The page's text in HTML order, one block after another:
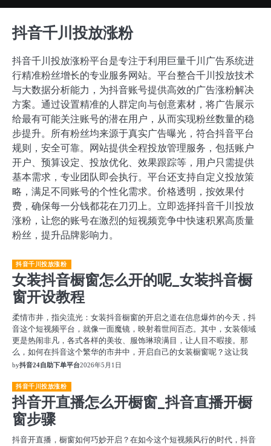
抖音千川投放涨粉
抖音千川投放涨粉平台是专注于利用巨量千川广告系统进
行精准粉丝增长的专业服务网站。平台整合千川投放技术
与大数据分析能力，为抖音账号提供高效的广告涨粉解决
方案。通过设置精准的人群定向与创意素材，将广告展示
给最有可能关注账号的潜在用户，从而实现粉丝数量的稳
步提升。所有粉丝均来源于真实广告曝光，符合抖音平台
规则，安全可靠。网站提供全程投放管理服务，包括账户
开户、预算设定、投放优化、效果跟踪等，用户只需提供
基本需求，专业团队即会执行。平台还支持自定义投放策
略，满足不同账号的个性化需求。价格透明，按效果付
费，确保每一分钱都花在刀刃上。立即选择抖音千川投放
涨粉，让您的账号在激烈的短视频竞争中快速积累高质量
粉丝，提升品牌影响力。
抖音千川投放涨粉
女装抖音橱窗怎么开的呢_女装抖音橱
窗开设教程
柔情市井，指尖流光：女装抖音橱窗的开启之道在信息爆炸的今天，抖
音这个短视频平台，就像一面魔镜，映射着世间百态。其中，女装领域
更是热闹非凡，各式各样的美妆、服饰琳琅满目，让人目不暇接。那
么，如何在抖音这个繁华的市井中，开启自己的女装橱窗呢？这让我
by抖音24自助下单平台2026年5月1日
抖音千川投放涨粉
抖音开直播怎么开橱窗_抖音直播开橱
窗步骤
抖音开直播，橱窗如何巧妙开启？在如今这个短视频风行的时代，抖音